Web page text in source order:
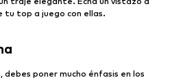
tu top a juego con ellas.
poner mucho énfasis en los